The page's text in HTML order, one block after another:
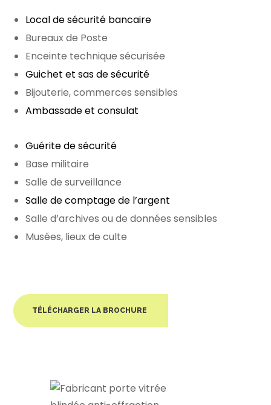
Local de sécurité bancaire
Bureaux de Poste
Enceinte technique sécurisée
Guichet et sas de sécurité
Bijouterie, commerces sensibles
Ambassade et consulat
Guérite de sécurité
Base militaire
Salle de surveillance
Salle de comptage de l’argent
Salle d’archives ou de données sensibles
Musées, lieux de culte
TÉLÉCHARGER LA BROCHURE